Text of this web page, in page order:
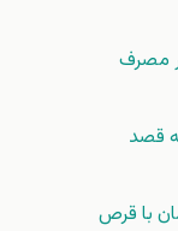
مصرف
قصد
با قرص